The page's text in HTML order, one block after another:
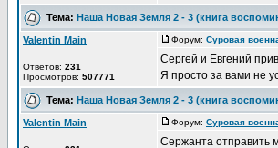
Тема: Наша Новая Земля 2 - 3 (книга
Valentin Main
Ответов: 231
Просмотров: 507771
Форум: Суровая
Сергей и Евгений
Я просто за вами не
Тема: Наша Новая Земля 2 - 3 (книга
Valentin Main Форум: Суровая
Сержанта отправить